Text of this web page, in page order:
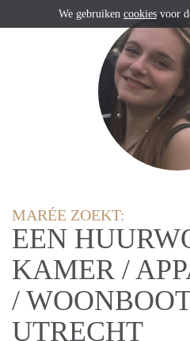
MARÉE ZOEKT:
EEN
KAMER /
/
UTRECHT
We gebruiken cookies voor